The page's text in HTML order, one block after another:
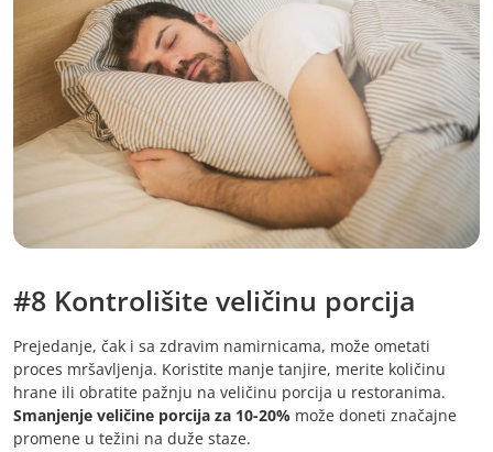
#8 Kontrolišite veličinu porcija
Prejedanje, čak i sa zdravim namirnicama, može ometati
proces mršavljenja. Koristite manje tanjire, merite količinu
hrane ili obratite pažnju na veličinu porcija u restoranima.
Smanjenje veličine porcija za 10-20% može doneti značajne
promene u težini na duže staze.